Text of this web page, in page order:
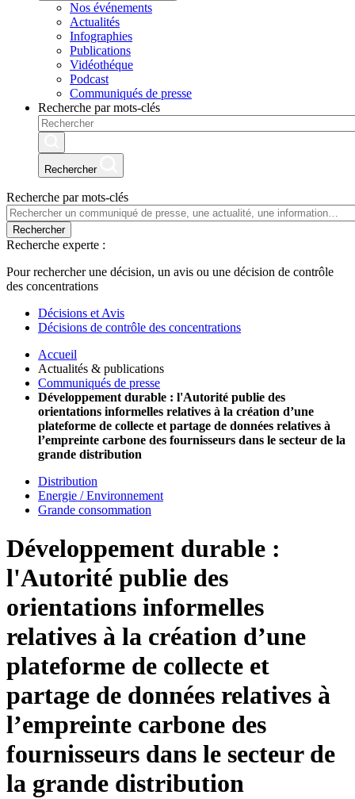
Nos événements
Actualités
Infographies
Publications
Vidéothéque
Podcast
Communiqués de presse
Recherche par mots-clés
Rechercher
Recherche par mots-clés
Rechercher
Recherche experte :
Pour rechercher une décision, un avis ou une décision de contrôle
des concentrations
Décisions et Avis
Décisions de contrôle des concentrations
Accueil
Actualités & publications
Communiqués de presse
Développement durable : l'Autorité publie des
orientations informelles relatives à la création d’une
plateforme de collecte et partage de données relatives à
l’empreinte carbone des fournisseurs dans le secteur de la
grande distribution
Distribution
Energie / Environnement
Grande consommation
Développement durable :
l'Autorité publie des
orientations informelles
relatives à la création d’une
plateforme de collecte et
partage de données relatives à
l’empreinte carbone des
fournisseurs dans le secteur de
la grande distribution